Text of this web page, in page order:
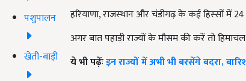
पशुपालन
खेती-बाड़ी
हरियाणा, राजस्‍थान और चंडीगढ़ के कई हिस्‍सों में
अगर बात पहाड़ी राज्यों के मौसम की करें तो
ये भी पढ़ेंःइन राज्यों में अभी भी बरसेंगे बदरा,